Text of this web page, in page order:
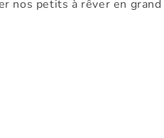
nos petits à rêver en grand